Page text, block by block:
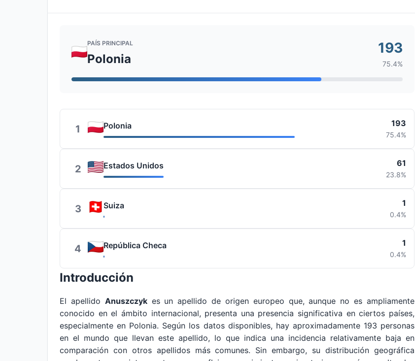
PAÍS PRINCIPAL
Polonia
193
75.4%
1 Polonia 193
75.4%
2 Estados Unidos 61
23.8%
3 Suiza 1
0.4%
4 República Checa 1
0.4%
Introducción
El apellido Anuszczykes un apellido de origen europeo que, aunque no es ampliamente
conocido en el ámbito internacional, presenta una presencia significativa en ciertos países,
especialmente en Polonia. Según los datos disponibles, hay aproximadamente 193 personas
en el mundo que llevan este apellido, lo que indica una incidencia relativamente baja en
comparación con otros apellidos más comunes. Sin embargo, su distribución geográfica